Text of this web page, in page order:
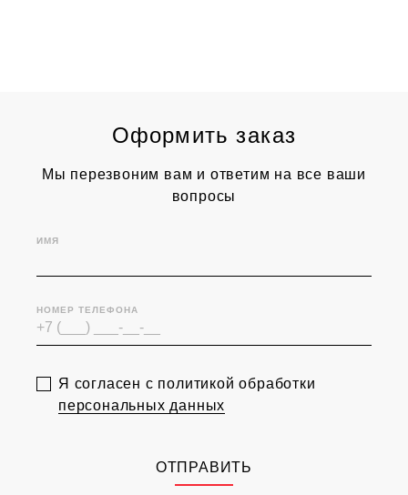
Оформить заказ
Мы перезвоним вам и ответим на все ваши
вопросы
ИМЯ
НОМЕР ТЕЛЕФОНА
Я согласен с политикой обработки
персональных данных
ОТПРАВИТЬ